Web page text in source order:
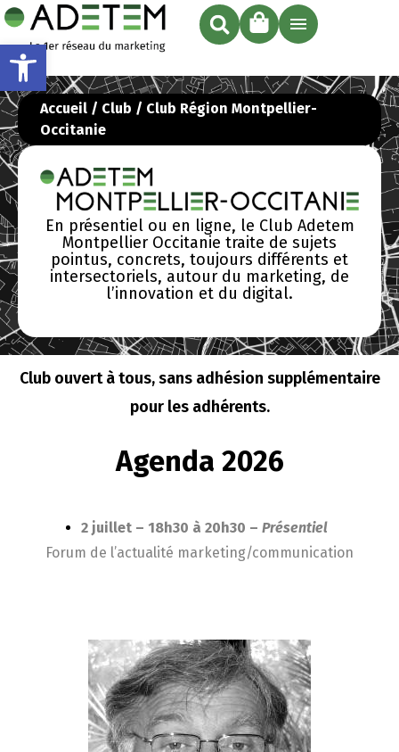
Ouvrir la barre d’outils
Accueil / Club / Club Région Montpellier-
Occitanie
En présentiel ou en ligne, le Club Adetem
Montpellier Occitanie traite de sujets
pointus, concrets, toujours différents et
intersectoriels, autour du marketing, de
l’innovation et du digital.
Club ouvert à tous, sans adhésion supplémentaire
pour les adhérents.
Agenda 2026
2 juillet – 18h30 à 20h30 – Présentiel
Forum de l’actualité marketing/communication
Les référents